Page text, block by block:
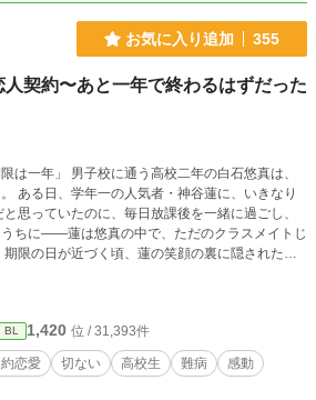
お気に入り追加 355
人契約〜あと一年で終わるはずだった
二年の白石悠真は、
ある日、学年一の人気者・神谷蓮に、いきなり
ちに――蓮は悠真の中で、ただのクラスメイトじ
を変える恋になる。 青春BL小説カップ
します。 本文は完結済みですが、
ればお読みください。
BL 1,420 位 / 31,393件
恋愛 切ない 高校生 難病
感動